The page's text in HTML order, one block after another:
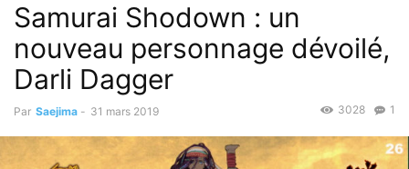
Samurai Shodown : un
nouveau personnage dévoilé,
Darli Dagger
Par Saejima - 31 mars 2019 1
3028